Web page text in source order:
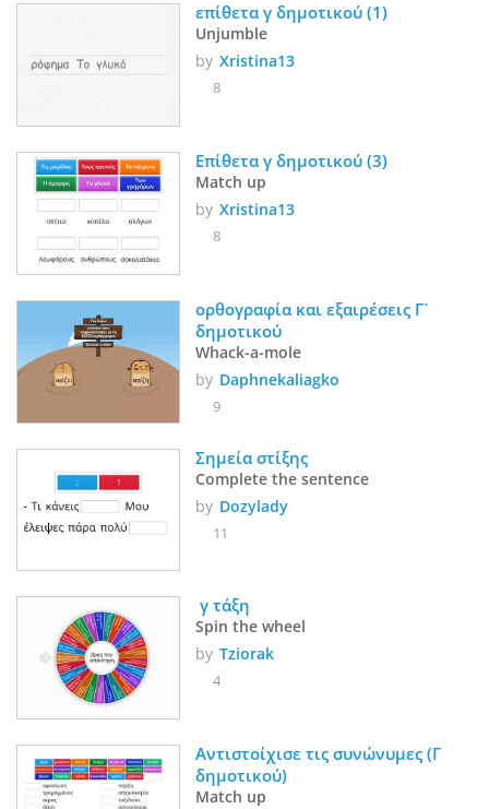
επίθετα γ δημοτικού (1)
Unjumble
by Xristina13
8
Επίθετα γ δημοτικού (3)
Match up
by Xristina13
8
ορθογραφία και εξαιρέσεις Γ`
δημοτικού
Whack-a-mole
by Daphnekaliagko
9
Σημεία στίξης
Complete the sentence
by Dozylady
11
γ τάξη
Spin the wheel
by Tziorak
4
Αντιστοίχισε τις συνώνυμες (Γ
δημοτικού)
Match up